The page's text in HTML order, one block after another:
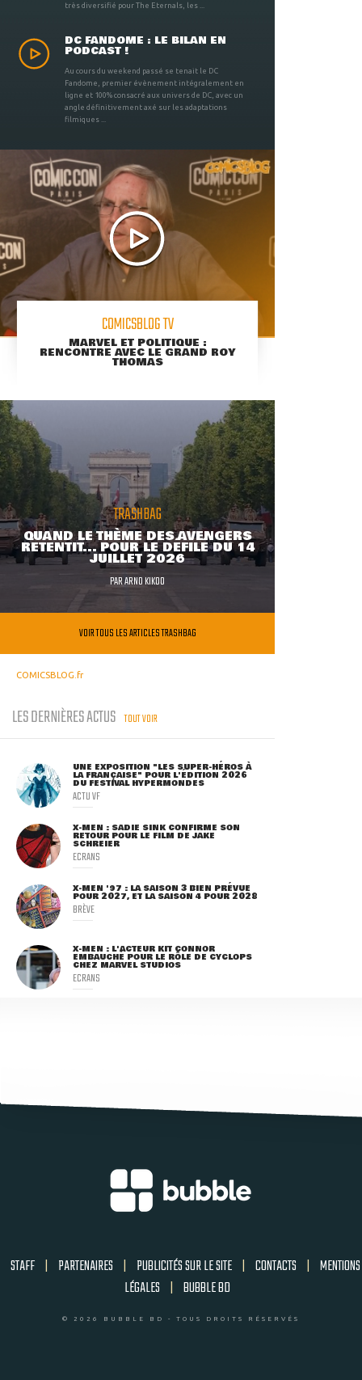
très diversifié pour The Eternals, les ...
DC FANDOME : LE BILAN EN
PODCAST !
Au cours du weekend passé se tenait le DC
Fandome, premier évènement intégralement en
ligne et 100% consacré aux univers de DC, avec un
angle définitivement axé sur les adaptations
filmiques ...
COMICSBLOG TV
MARVEL ET POLITIQUE :
RENCONTRE AVEC LE GRAND ROY
THOMAS
TRASHBAG
QUAND LE THÈME DES AVENGERS
RETENTIT... POUR LE DÉFILÉ DU 14
JUILLET 2026
PARARNO KIKOO
VOIR TOUS LES ARTICLES TRASHBAG
COMICSBLOG.fr
LES DERNIÈRES ACTUS TOUT VOIR
UNE EXPOSITION "LES SUPER-HÉROS À
LA FRANÇAISE" POUR L'ÉDITION 2026
DU FESTIVAL HYPERMONDES
ACTU VF
X-MEN : SADIE SINK CONFIRME SON
RETOUR POUR LE FILM DE JAKE
SCHREIER
ECRANS
X-MEN '97 : LA SAISON 3 BIEN PRÉVUE
POUR 2027, ET LA SAISON 4 POUR 2028
BRÈVE
X-MEN : L'ACTEUR KIT CONNOR
EMBAUCHÉ POUR LE RÔLE DE CYCLOPS
CHEZ MARVEL STUDIOS
ECRANS
STAFF | PARTENAIRES | PUBLICITÉS SUR LE SITE | CONTACTS | MENTIONS
LÉGALES | BUBBLE BD
© 2026 BUBBLE BD - TOUS DROITS RÉSERVÉS